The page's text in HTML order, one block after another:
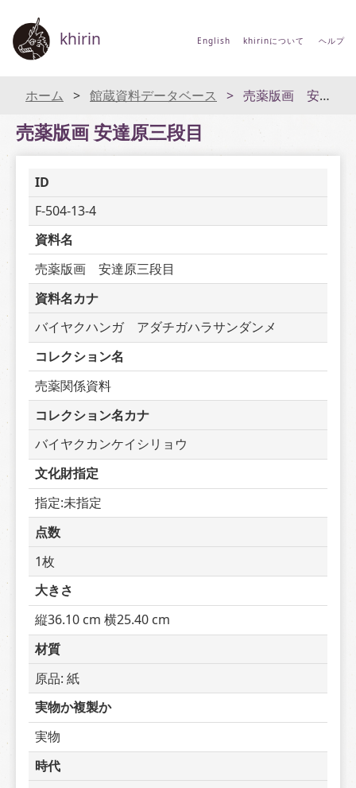
khirin English khirinについて ヘルプ
ホーム 館蔵資料データベース 売薬版画 安達原三段目
売薬版画 安達原三段目
ID
F-504-13-4
資料名
売薬版画　安達原三段目
資料名カナ
バイヤクハンガ　アダチガハラサンダンメ
コレクション名
売薬関係資料
コレクション名カナ
バイヤクカンケイシリョウ
文化財指定
指定:未指定
点数
1枚
大きさ
縦36.10 cm 横25.40 cm
材質
原品: 紙
実物か複製か
実物
時代